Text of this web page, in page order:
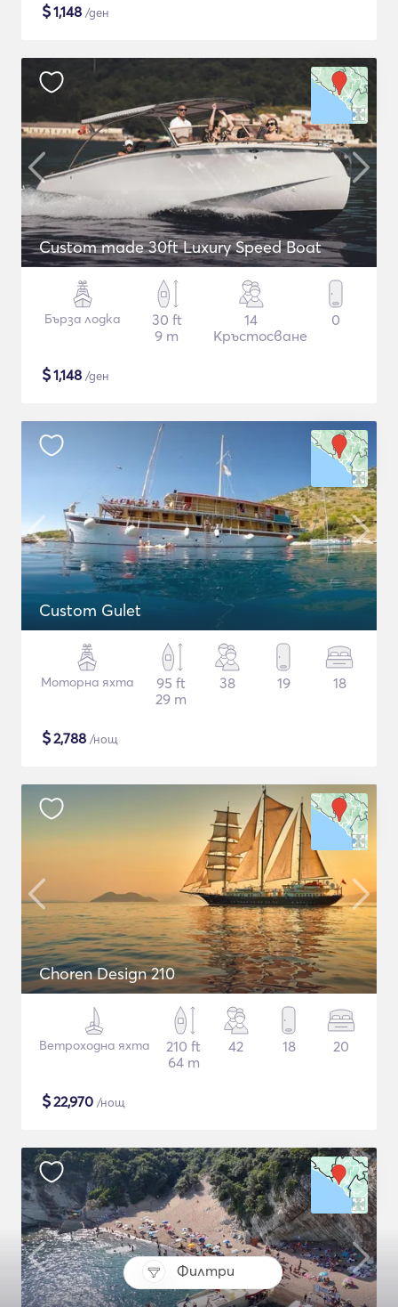
Филтри
$1,148 /ден
Custom made 30ft Luxury Speed Boat
Бърза лодка
30 ft
9 m
14
Кръстосване
0
$1,148 /ден
Custom Gulet
Моторна яхта
95 ft
29 m
38 19 18
$2,788 /нощ
Choren Design 210
Ветроходна яхта
210 ft
64 m
42 18 20
$22,970 /нощ